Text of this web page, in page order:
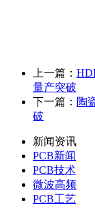
上一篇：
量产突破
下一篇： 陶
破
新闻资讯
PCB新闻
PCB技术
微波高频
PCB工艺